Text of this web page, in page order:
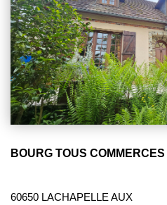
BOURG TOUS
60650 LACHAPELLE AUX